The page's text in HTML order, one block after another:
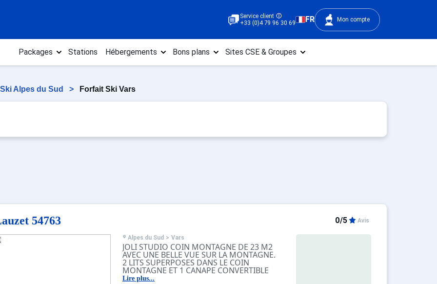
Service client
+33 (0)4 79 96 30 69
FR Mon compte
Packages Stations Hébergements Bons plans Sites CSE & Groupes
Alpes du Sud > Forfait Ski Vars
54763 0/5 Avis
Alpes du Sud > Vars
JOLI STUDIO COIN MONTAGNE DE 23 M2
AVEC UNE BELLE VUE SUR LA MONTAGNE.
2 LITS SUPERPOSES DANS LE COIN
MONTAGNE ET 1 CANAPE CONVERTIBLE
DANS LE SEJOUR. SALLE DE BAIN ET WC
Lire plus...